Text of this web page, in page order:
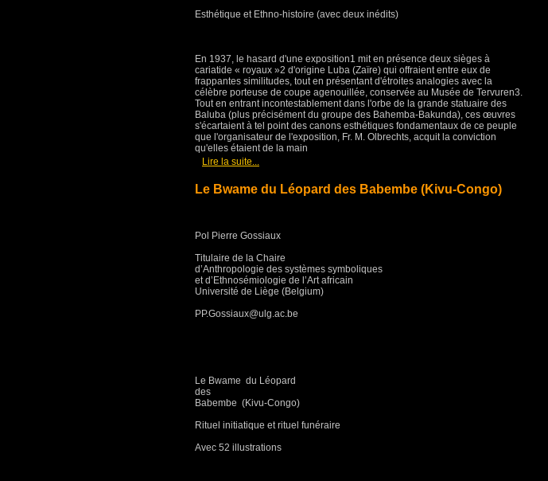
Esthétique et Ethno-histoire (avec deux inédits)
En 1937, le hasard d'une exposition1 mit en présence deux sièges à
cariatide « royaux »2 d'origine Luba (Zaïre) qui offraient entre eux de
frappantes similitudes, tout en présentant d'étroites analogies avec la
célèbre porteuse de coupe agenouillée, conservée au Musée de Tervuren3.
Tout en entrant incontestablement dans l'orbe de la grande statuaire des
Baluba (plus précisément du groupe des Bahemba-Bakunda), ces œuvres
s'écartaient à tel point des canons esthétiques fondamentaux de ce peuple
que l'organisateur de l'exposition, Fr. M. Olbrechts, acquit la conviction
qu'elles étaient de la main
Lire la suite...
Le Bwame du Léopard des Babembe (Kivu-Congo)
Pol Pierre Gossiaux
Titulaire de la Chaire
d’Anthropologie des systèmes symboliques
et d’Ethnosémiologie de l’Art africain
Université de Liège (Belgium)
PP.Gossiaux@ulg.ac.be
Le Bwame du Léopard
des
Babembe (Kivu-Congo)
Rituel initiatique et rituel funéraire
Avec 52 illustrations